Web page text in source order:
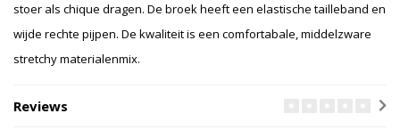
stoer als chique dragen. De broek heeft een elastische tailleband en
wijde rechte pijpen. De kwaliteit is een comfortabale, middelzware
stretchy materialenmix.
Reviews